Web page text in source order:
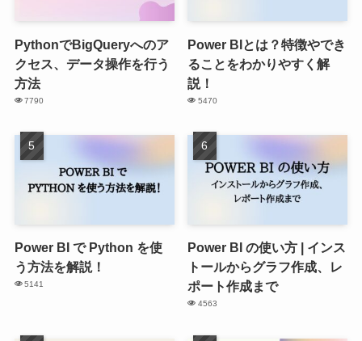
PythonでBigQueryへのア
クセス、データ操作を行う
方法
7790
Power BIとは？特徴やでき
ることをわかりやすく解
説！
5470
Power BI で Python を使
う方法を解説！
5141
Power BI の使い方 | インス
トールからグラフ作成、レ
ポート作成まで
4563